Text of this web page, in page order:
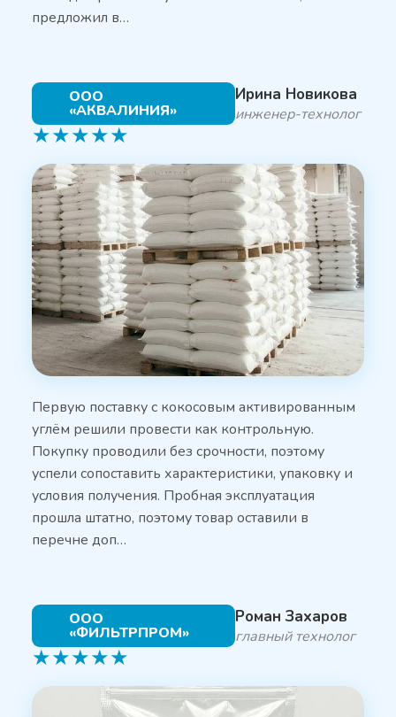
предложил в…
ООО
«АКВАЛИНИЯ»
Ирина Новикова
инженер-технолог
★★★★★
Первую поставку с кокосовым активированным
углём решили провести как контрольную.
Покупку проводили без срочности, поэтому
успели сопоставить характеристики, упаковку и
условия получения. Пробная эксплуатация
прошла штатно, поэтому товар оставили в
перечне доп…
ООО
«ФИЛЬТРПРОМ»
Роман Захаров
главный технолог
★★★★★